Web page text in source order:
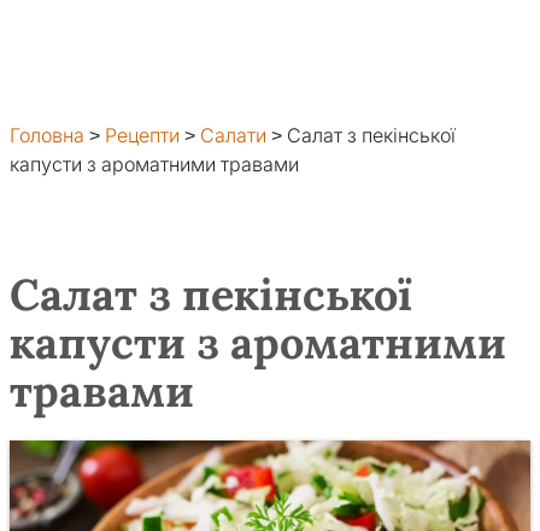
Головна > Рецепти > Салати > Салат з пекінської
капусти з ароматними травами
Салат з пекінської
капусти з ароматними
травами